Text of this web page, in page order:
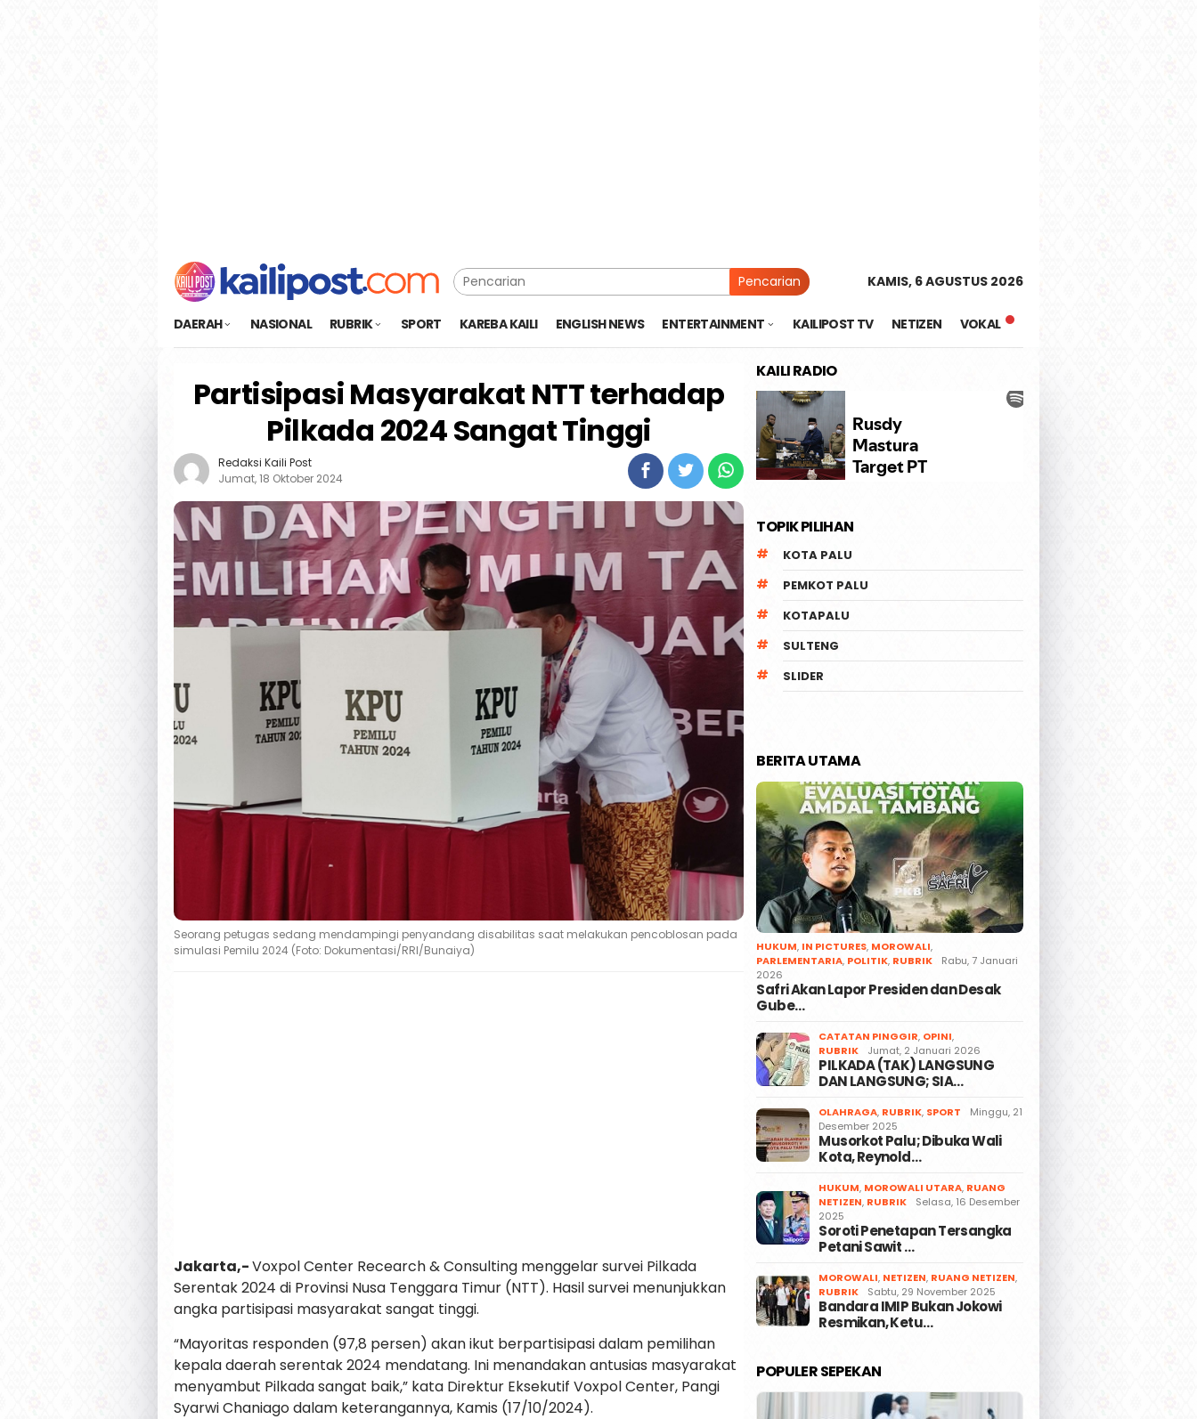
Pencarian KAMIS, 6 AGUSTUS 2026
DAERAH NASIONAL RUBRIK SPORT KAREBA KAILI ENGLISH NEWS ENTERTAINMENT KAILIPOST TV NETIZEN VOKAL
Partisipasi Masyarakat NTT terhadap
Pilkada 2024 Sangat Tinggi
Redaksi Kaili Post
Jumat, 18 Oktober 2024
Seorang petugas sedang mendampingi penyandang disabilitas saat melakukan pencoblosan pada
simulasi Pemilu 2024 (Foto: Dokumentasi/RRI/Bunaiya)
Jakarta,-Voxpol Center Recearch & Consulting menggelar survei Pilkada
Serentak 2024 di Provinsi Nusa Tenggara Timur (NTT). Hasil survei menunjukkan
angka partisipasi masyarakat sangat tinggi.
“Mayoritas responden (97,8 persen) akan ikut berpartisipasi dalam pemilihan
kepala daerah serentak 2024 mendatang. Ini menandakan antusias masyarakat
menyambut Pilkada sangat baik,” kata Direktur Eksekutif Voxpol Center, Pangi
Syarwi Chaniago dalam keterangannya, Kamis (17/10/2024).
KAILI RADIO
TOPIK PILIHAN
KOTA PALU
PEMKOT PALU
KOTAPALU
SULTENG
SLIDER
BERITA UTAMA
HUKUM, IN PICTURES, MOROWALI,
PARLEMENTARIA, POLITIK, RUBRIK
Rabu, 7 Januari
2026
Safri Akan Lapor Presiden dan Desak
Gube…
CATATAN PINGGIR, OPINI,
RUBRIK
Jumat, 2 Januari 2026
PILKADA (TAK) LANGSUNG
DAN LANGSUNG; SIA…
OLAHRAGA, RUBRIK, SPORT
Minggu, 21
Desember 2025
Musorkot Palu; Dibuka Wali
Kota, Reynold…
HUKUM, MOROWALI UTARA, RUANG
NETIZEN, RUBRIK
Selasa, 16 Desember
2025
Soroti Penetapan Tersangka
Petani Sawit …
MOROWALI, NETIZEN, RUANG NETIZEN,
RUBRIK
Sabtu, 29 November 2025
Bandara IMIP Bukan Jokowi
Resmikan, Ketu…
POPULER SEPEKAN